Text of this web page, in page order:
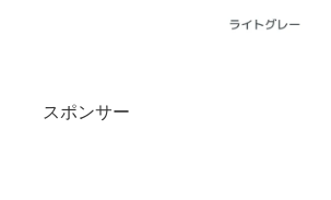
スポンサー